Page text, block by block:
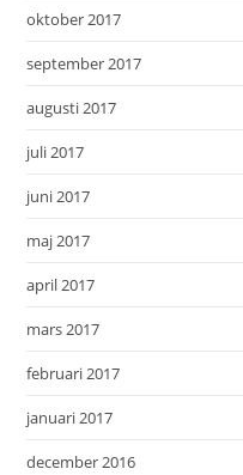
oktober 2017
september 2017
augusti 2017
juli 2017
juni 2017
maj 2017
april 2017
mars 2017
februari 2017
januari 2017
december 2016